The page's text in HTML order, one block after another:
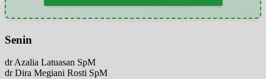
Senin
dr Azalia Latuasan SpM
dr Dira Megiani Rosti SpM